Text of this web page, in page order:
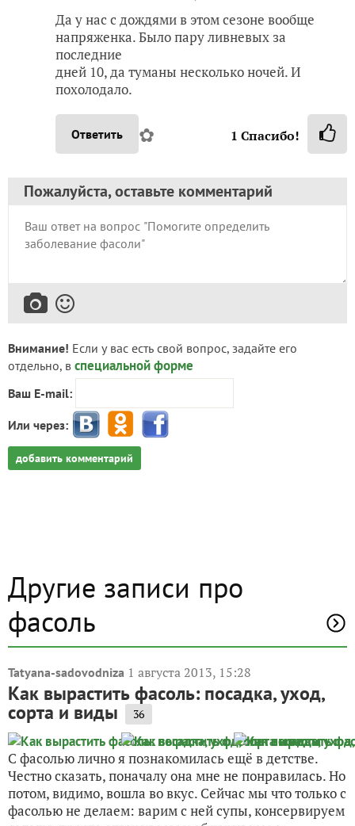
Да у нас с дождями в этом сезоне вообще
напряженка. Было пару ливневых за
последние
дней 10, да туманы несколько ночей. И
похолодало.
Ответить ✿ 1 Спасибо!
Пожалуйста, оставьте комментарий
Внимание! Если у вас есть свой вопрос, задайте его
отдельно, в специальной форме
Ваш E-mail:
Или через:
добавить комментарий
Другие записи про
фасоль
Tatyana-sadovodniza 1 августа 2013, 15:28
Как вырастить фасоль: посадка, уход,
сорта и виды 36
С фасолью лично я познакомилась ещё в детстве.
Честно сказать, поначалу она мне не понравилась. Но
потом, видимо, вошла во вкус. Сейчас мы что только с
фасолью не делаем: варим с ней супы, консервируем